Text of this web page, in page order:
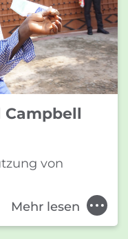
Campbell
von
Mehr lesen